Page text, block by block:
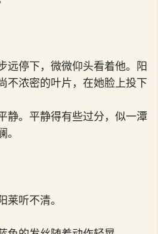
远停下，微微仰头看着他。阳
不浓密的叶片，在她脸上投下
。平静得有些过分，似一潭
莱听不清。